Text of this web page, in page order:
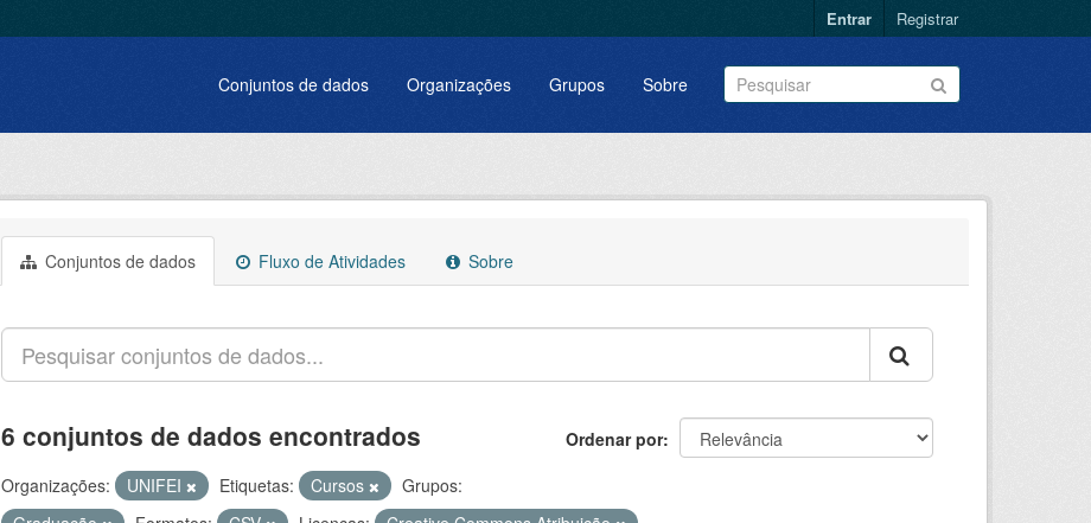
Entrar Registrar
Conjuntos de dados Organizações Grupos Sobre
Conjuntos de dados Fluxo de Atividades Sobre
Ordenar por
6 conjuntos de dados encontrados
Organizações: UNIFEI Etiquetas: Cursos
Grupos: